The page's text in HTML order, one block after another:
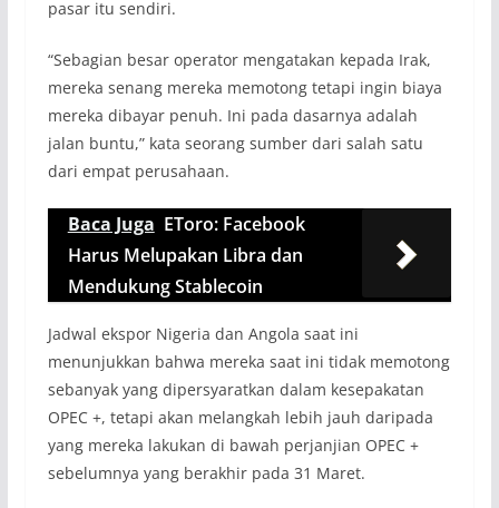
pasar itu sendiri.
“Sebagian besar operator mengatakan kepada Irak,
mereka senang mereka memotong tetapi ingin biaya
mereka dibayar penuh. Ini pada dasarnya adalah
jalan buntu,” kata seorang sumber dari salah satu
dari empat perusahaan.
Baca Juga EToro: Facebook
Harus Melupakan Libra dan
Mendukung Stablecoin
Jadwal ekspor Nigeria dan Angola saat ini
menunjukkan bahwa mereka saat ini tidak memotong
sebanyak yang dipersyaratkan dalam kesepakatan
OPEC +, tetapi akan melangkah lebih jauh daripada
yang mereka lakukan di bawah perjanjian OPEC +
sebelumnya yang berakhir pada 31 Maret.